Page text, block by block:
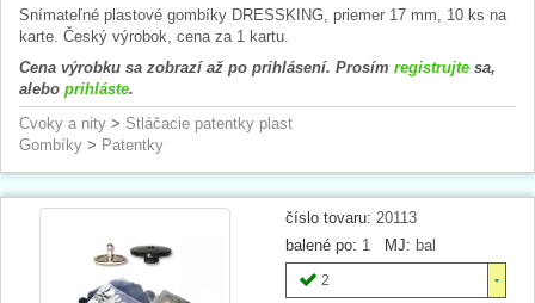
Snímateľné plastové gombíky DRESSKING, priemer 17 mm, 10 ks na
karte. Český výrobok, cena za 1 kartu.
Cena výrobku sa zobrazí až po prihlásení. Prosím registrujte sa,
alebo prihláste.
Cvoky a nity > Stláčacie patentky plast
Gombíky > Patentky
číslo tovaru: 20113
balené po: 1 MJ: bal
2